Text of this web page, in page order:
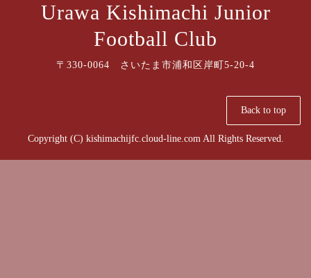
Urawa Kishimachi Junior
Football Club
〒330-0064 さいたま市浦和区岸町5-20-4
Back to top
Copyright (C) kishimachijfc.cloud-line.com All Rights Reserved.